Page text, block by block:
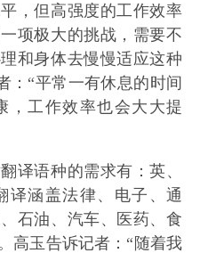
，但高强度的工作效率
项极大的挑战，需要不
和身体去慢慢适应这种
：“平常一有休息的时间
，工作效率也会大大提
译语种的需求有：英、
译涵盖法律、电子、通
石油、汽车、医药、食
高玉告诉记者：“随着我